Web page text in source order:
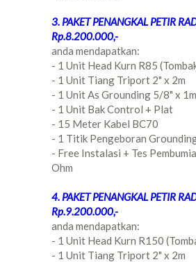
3. PAKET PENANGKAL PETIR
Rp.8.200.000,-
anda mendapatkan:
- 1 Unit Head Kurn R85
- 1 Unit Tiang Triport 2" x 2m
- 1 Unit As Grounding 5/8" x 1m
- 1 Unit Bak Control + Plat
- 15 Meter Kabel BC70
- 1 Titik Pengeboran
- Free Instalasi + Tes
Ohm
4. PAKET PENANGKAL PETIR
Rp.9.200.000,-
anda mendapatkan:
- 1 Unit Head Kurn R150
- 1 Unit Tiang Triport 2" x 2m